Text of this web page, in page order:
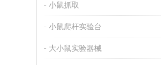
小鼠抓取
小鼠爬杆实验台
大小鼠实验器械